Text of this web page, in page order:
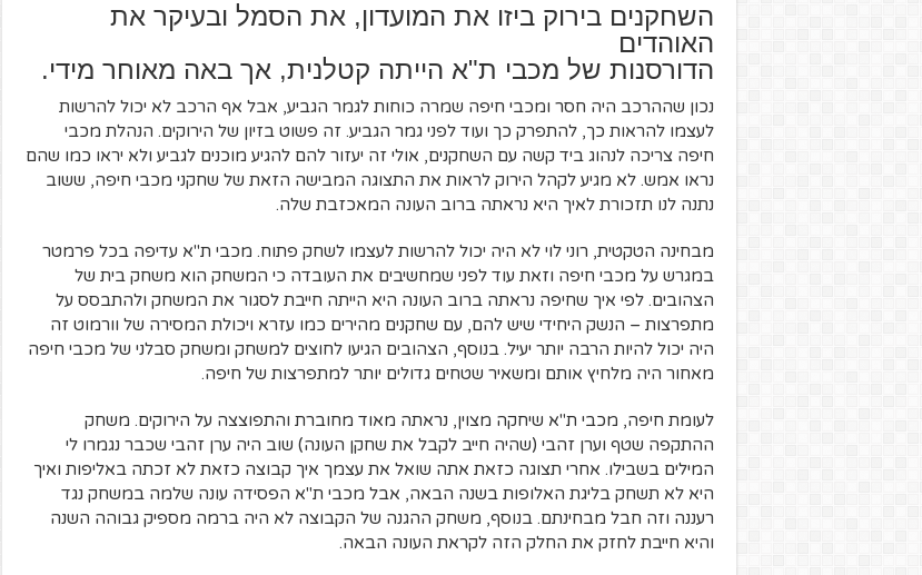
השחקנים בירוק ביזו את המועדון, את הסמל ובעיקר את
האוהדים
הדורסנות של מכבי ת"א הייתה קטלנית, אך באה מאוחר מידי.
נכון שההרכב היה חסר ומכבי חיפה שמרה כוחות לגמר הגביע, אבל אף הרכב לא יכול להרשות
לעצמו להראות כך, להתפרק כך ועוד לפני גמר הגביע. זה פשוט בזיון של הירוקים. הנהלת מכבי
חיפה צריכה לנהוג ביד קשה עם השחקנים, אולי זה יעזור להם להגיע מוכנים לגביע ולא יראו כמו שהם
נראו אמש. לא מגיע לקהל הירוק לראות את התצוגה המבישה הזאת של שחקני מכבי חיפה, ששוב
נתנה לנו תזכורת לאיך היא נראתה ברוב העונה המאכזבת שלה.
מבחינה הטקטית, רוני לוי לא היה יכול להרשות לעצמו לשחק פתוח. מכבי ת"א עדיפה בכל פרמטר
במגרש על מכבי חיפה וזאת עוד לפני שמחשיבים את העובדה כי המשחק הוא משחק בית של
הצהובים. לפי איך שחיפה נראתה ברוב העונה היא הייתה חייבת לסגור את המשחק ולהתבסס על
מתפרצות – הנשק היחידי שיש להם, עם שחקנים מהירים כמו עזרא ויכולת המסירה של וורמוט זה
היה יכול להיות הרבה יותר יעיל. בנוסף, הצהובים הגיעו לחוצים למשחק ומשחק סבלני של מכבי חיפה
מאחור היה מלחיץ אותם ומשאיר שטחים גדולים יותר למתפרצות של חיפה.
לעומת חיפה, מכבי ת"א שיחקה מצוין, נראתה מאוד מחוברת והתפוצצה על הירוקים. משחק
ההתקפה שטף וערן זהבי (שהיה חייב לקבל את שחקן העונה) שוב היה ערן זהבי שכבר נגמרו לי
המילים בשבילו. אחרי תצוגה כזאת אתה שואל את עצמך איך קבוצה כזאת לא זכתה באליפות ואיך
היא לא תשחק בליגת האלופות בשנה הבאה, אבל מכבי ת"א הפסידה עונה שלמה במשחק נגד
רעננה וזה חבל מבחינתם. בנוסף, משחק ההגנה של הקבוצה לא היה ברמה מספיק גבוהה השנה
והיא חייבת לחזק את החלק הזה לקראת העונה הבאה.